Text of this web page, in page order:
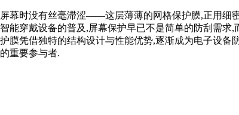
幕时没有丝毫滞涩——这层薄薄的网格保护膜,正用细
能穿戴设备的普及,屏幕保护早已不是简单的防刮需求,
膜凭借独特的结构设计与性能优势,逐渐成为电子设备
重要参与者.